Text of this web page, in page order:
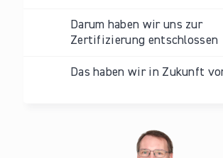
Darum haben wir uns zur
Zertifizierung entschlossen
Das haben wir in Zukunft